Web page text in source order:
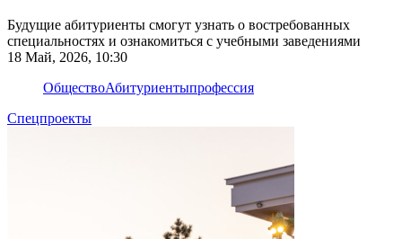
Будущие абитуриенты смогут узнать о востребованных
специальностях и ознакомиться с учебными заведениями
18 Май, 2026, 10:30
ОбществоАбитуриентыпрофессия
Спецпроекты